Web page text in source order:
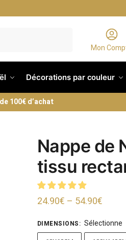
Mon
Décorations par couleur
100€ d’achat
Nappe de
tissu
24.90€ – 54.90€
DIMENSIONS: Sélectionne